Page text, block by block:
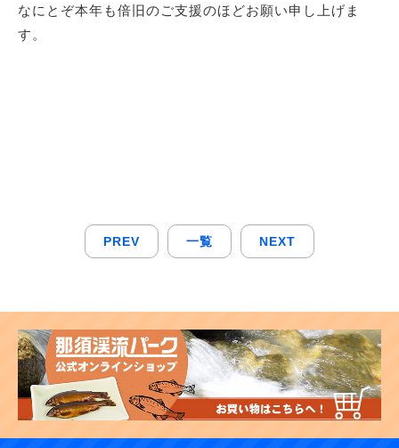
なにとぞ本年も倍旧のご支援のほどお願い申し上げま
す。
PREV 一覧 NEXT